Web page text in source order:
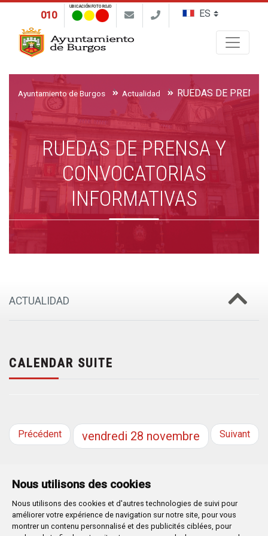
Nous utilisons des cookies
Nous utilisons des cookies et d'autres technologies de suivi pour
améliorer votre expérience de navigation sur notre site, pour vous
montrer un contenu personnalisé et des publicités ciblées, pour
010
UBICACIÓN FOTO ROJO
Ayuntamiento de Burgos Actualidad
RUEDAS DE PRENSA Y
CONVOCATORIAS
INFORMATIVAS
ACTUALIDAD
CALENDAR SUITE
Précédent vendredi 28 novembre Suivant
Plaza Mayor 1- 09071BURGOS
947 288 800 CIF: P-0906100-C